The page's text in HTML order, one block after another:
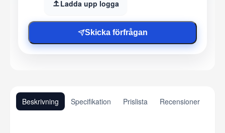
Ladda upp logga
Skicka förfrågan
Beskrivning Specifikation Prislista Recensioner